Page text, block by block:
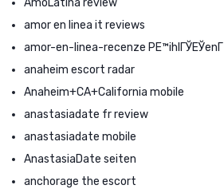
amor en linea it reviews
amor-en-linea-recenze PЕ™ihlГЎЕЎenГ­
anaheim escort radar
Anaheim+CA+California mobile
anastasiadate fr review
anastasiadate mobile
AnastasiaDate seiten
anchorage the escort